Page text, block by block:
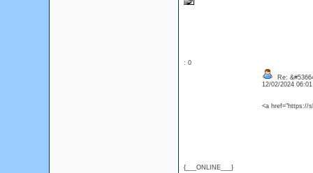
: 0
{___ONLINE___}
Re:
12/02/2024
<a href="https://